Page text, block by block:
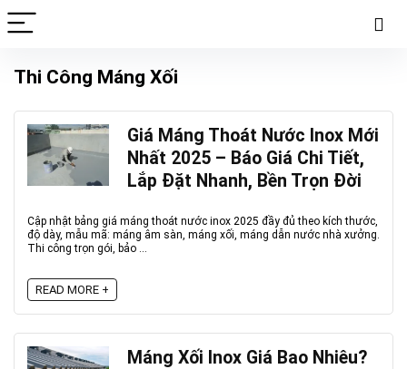
Thi Công Máng Xối
Giá Máng Thoát Nước Inox Mới
Nhất 2025 – Báo Giá Chi Tiết,
Lắp Đặt Nhanh, Bền Trọn Đời
Cập nhật bảng giá máng thoát nước inox 2025 đầy đủ theo kích thước,
độ dày, mẫu mã: máng âm sàn, máng xối, máng dẫn nước nhà xưởng.
Thi công trọn gói, bảo ...
READ MORE +
Máng Xối Inox Giá Bao Nhiêu?